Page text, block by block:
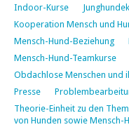
Indoor-Kurse
Kooperation Mensch und
Mensch-Hund-Beziehung
Mensch-Hund-Teamkurse
Obdachlose Menschen und
Presse
Theorie-Einheit zu den
von Hunden sowie Mensch-